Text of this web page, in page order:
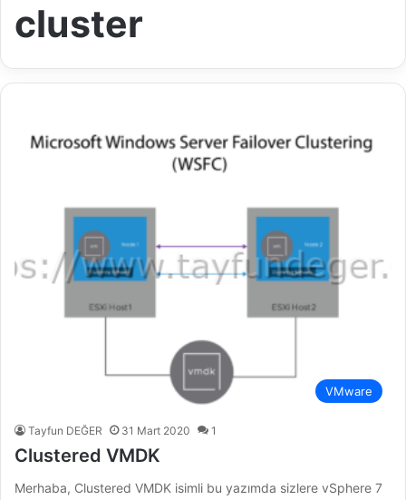
cluster
VMware
Tayfun DEĞER 31 Mart 2020 1
Clustered VMDK
Merhaba, Clustered VMDK isimli bu yazımda sizlere vSphere 7